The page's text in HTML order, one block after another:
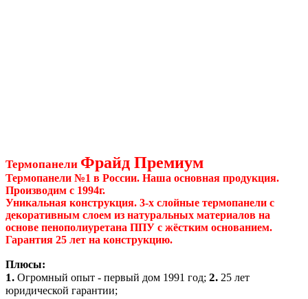
Термопанели Фрайд Премиум
Термопанели №1 в России. Наша основная продукция.
Производим с 1994г.
Уникальная конструкция. 3-х слойные термопанели с
декоративным слоем из натуральных материалов на
основе пенополиуретана ППУ с жёстким основанием.
Гарантия 25 лет на конструкцию.
Плюсы:
1. Огромный опыт - первый дом 1991 год; 2. 25 лет
юридической гарантии;